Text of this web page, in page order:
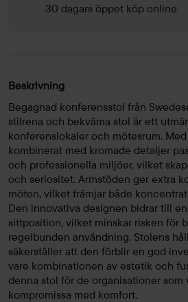
30 dagars öppet köp online
Beskrivning
Begagnad konferensstol från
stilrena och bekväma stol är ett
konferenslokaler och mötesrum.
kombinerat med kromade detaljer
och professionella miljöer, vilket
och seriositet. Armstöden ger extra
möten, vilket främjar både
Den innovativa designen bidrar till
sittposition, vilket minskar risken för
regelbunden användning. Stolens
säkerställer att den förblir en god
vare kombinationen av estetik och
denna stol för de organisationer
kompromissa med komfort.